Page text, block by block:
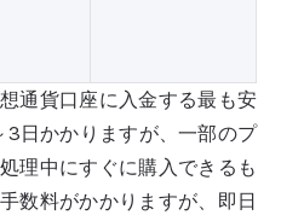
通貨口座に入金する最も安
3日かかりますが、一部のプ
理中にすぐに購入できるも
数料がかかりますが、即日